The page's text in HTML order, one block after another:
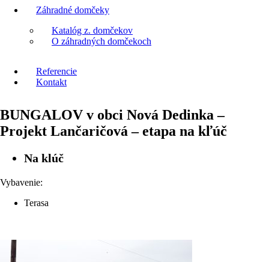
Záhradné domčeky
Katalóg z. domčekov
O záhradných domčekoch
Referencie
Kontakt
BUNGALOV v obci Nová Dedinka –
Projekt Lančaričová – etapa na kľúč
Na klúč
Vybavenie:
Terasa